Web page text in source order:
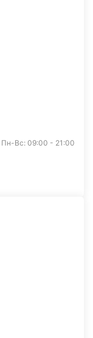
Пн-Вс: 09:00 - 21:00